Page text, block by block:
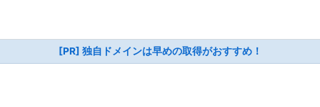
[PR] 独自ドメインは早めの取得がおすすめ！